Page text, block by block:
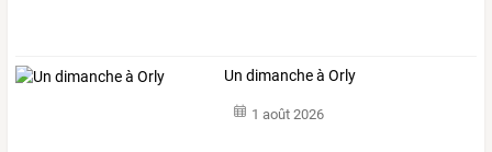
Un dimanche à Orly
1 août 2026